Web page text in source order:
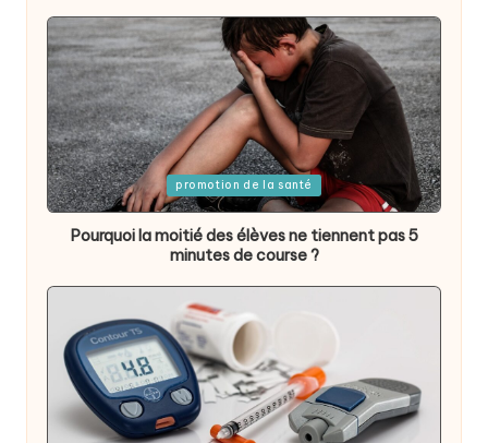
Posted
in
promotion de la santé
Pourquoi la moitié des élèves ne tiennent pas 5
minutes de course ?